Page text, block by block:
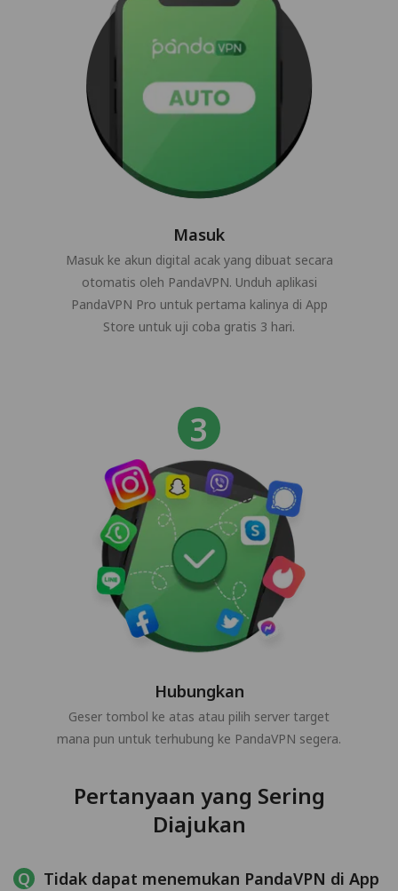
Masuk
Masuk ke akun digital acak yang dibuat secara
otomatis oleh PandaVPN. Unduh aplikasi
PandaVPN Pro untuk pertama kalinya di App
Store untuk uji coba gratis 3 hari.
Hubungkan
Geser tombol ke atas atau pilih server target
mana pun untuk terhubung ke PandaVPN segera.
Pertanyaan yang Sering
Diajukan
Tidak dapat menemukan PandaVPN di App